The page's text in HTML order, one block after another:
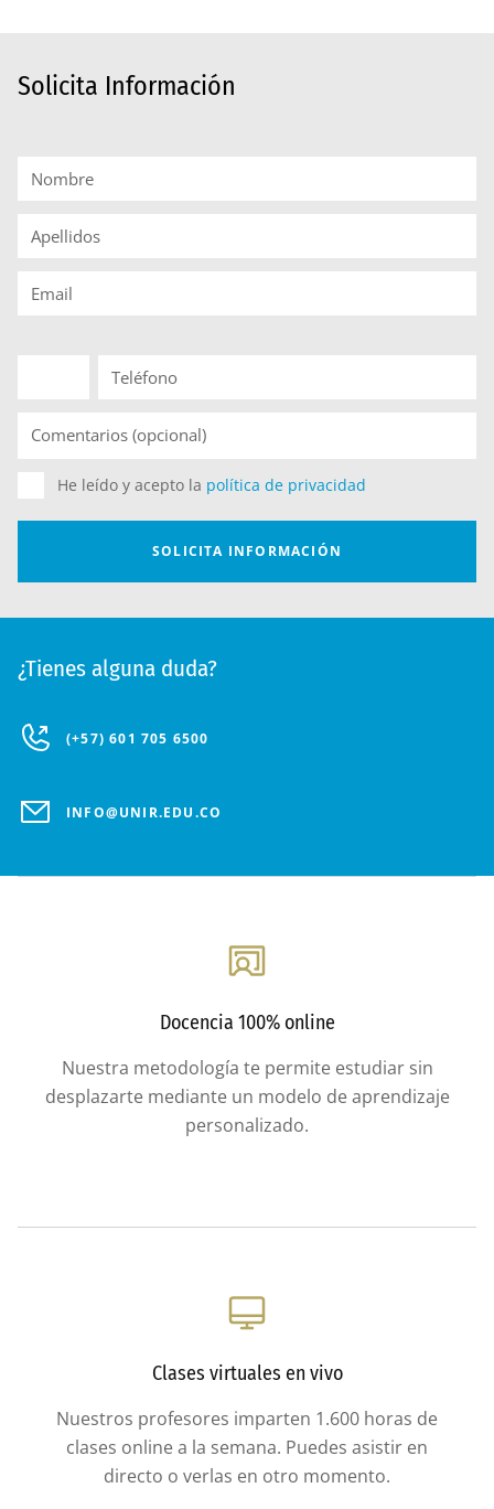
Solicita Información
¿Tienes alguna duda?
(+57) 601 705 6500
INFO@UNIR.EDU.CO
Docencia 100% online
Nuestra metodología te permite estudiar sin
desplazarte mediante un modelo de aprendizaje
personalizado.
Clases virtuales en vivo
Nuestros profesores imparten 1.600 horas de
clases online a la semana. Puedes asistir en
directo o verlas en otro momento.